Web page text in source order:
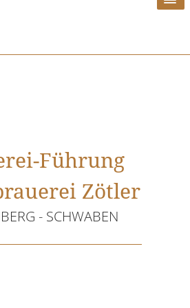
Führung
Zötler
- SCHWABEN